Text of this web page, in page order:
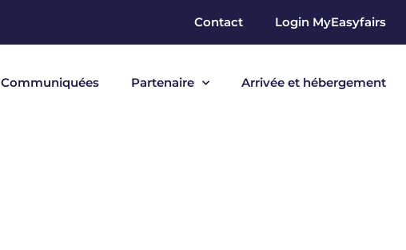
Contact Login MyEasyfairs
Communiquées Partenaire Arrivée et hébergement